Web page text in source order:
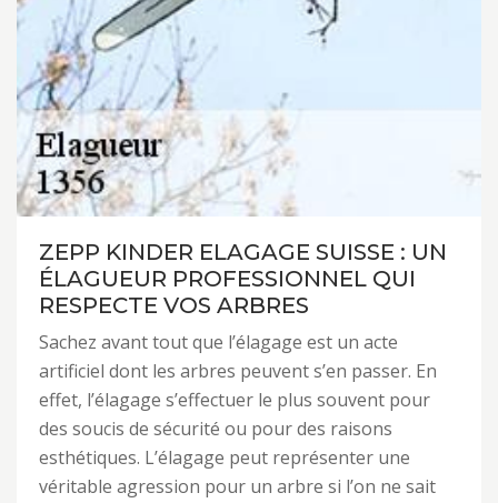
ZEPP KINDER ELAGAGE SUISSE : UN
ÉLAGUEUR PROFESSIONNEL QUI
RESPECTE VOS ARBRES
Sachez avant tout que l’élagage est un acte
artificiel dont les arbres peuvent s’en passer. En
effet, l’élagage s’effectuer le plus souvent pour
des soucis de sécurité ou pour des raisons
esthétiques. L’élagage peut représenter une
véritable agression pour un arbre si l’on ne sait